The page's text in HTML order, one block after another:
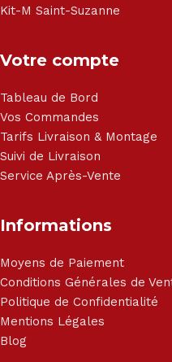
Kit-M Saint-Suzanne
Votre compte
Tableau de Bord
Vos Commandes
Tarifs Livraison & Montage
Suivi de Livraison
Service Après-Vente
Informations
Moyens de Paiement
Conditions Générales de
Politique de Confidentialité
Mentions Légales
Blog